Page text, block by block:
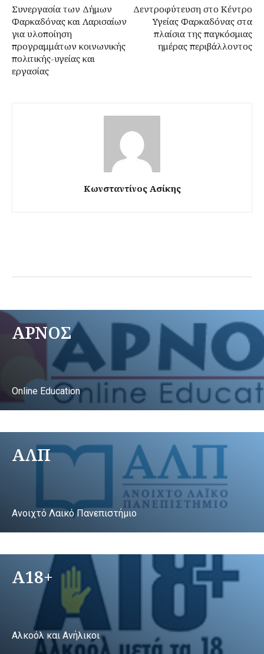
Συνεργασία των Δήμων
Φαρκαδόνας και Λαρισαίων
για υλοποίηση
προγραμμάτων κοινωνικής
πολιτικής-υγείας και
εργασίας
Δεντροφύτευση στο Κέντρο
Υγείας Φαρκαδόνας στα
πλαίσια της παγκόσμιας
ημέρας περιβάλλοντος
Κωνσταντίνος Ασίκης
ΑΡΝΟΣ
Online Education
ΑΛΠ
Ανοιχτό Λαικό Πανεπιστήμιο
A18+
Αλκοόλ και Ανήλικοι